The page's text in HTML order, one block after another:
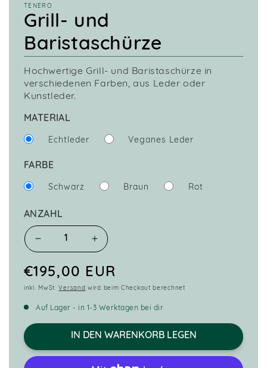
TENERO
Grill- und
Baristaschürze
Hochwertige Grill- und Baristaschürze in
verschiedenen Farben, aus Leder oder
Kunstleder.
MATERIAL
Echtleder Veganes Leder
FARBE
Schwarz Braun Rot
ANZAHL
Verringere
die
Menge
Grill-
und
Erhöhe
die
Menge
Grill-
und
Normaler
Preis
€195,00 EUR
inkl. MwSt.Versand wird beim Checkout berechnet
Auf Lager - in 1-3 Werktagen bei dir
IN DEN WARENKORB LEGEN